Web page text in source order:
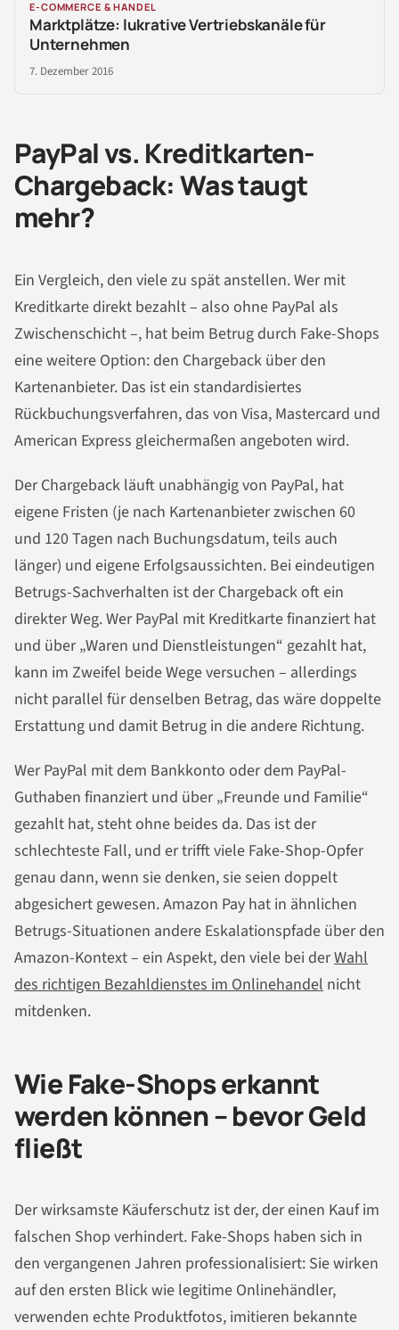
E-COMMERCE & HANDEL
Marktplätze: lukrative Vertriebskanäle für
Unternehmen
7. Dezember 2016
PayPal vs. Kreditkarten-
Chargeback: Was taugt
mehr?
Ein Vergleich, den viele zu spät anstellen. Wer mit
Kreditkarte direkt bezahlt – also ohne PayPal als
Zwischenschicht –, hat beim Betrug durch Fake-Shops
eine weitere Option: den Chargeback über den
Kartenanbieter. Das ist ein standardisiertes
Rückbuchungsverfahren, das von Visa, Mastercard und
American Express gleichermaßen angeboten wird.
Der Chargeback läuft unabhängig von PayPal, hat
eigene Fristen (je nach Kartenanbieter zwischen 60
und 120 Tagen nach Buchungsdatum, teils auch
länger) und eigene Erfolgsaussichten. Bei eindeutigen
Betrugs-Sachverhalten ist der Chargeback oft ein
direkter Weg. Wer PayPal mit Kreditkarte finanziert hat
und über „Waren und Dienstleistungen“ gezahlt hat,
kann im Zweifel beide Wege versuchen – allerdings
nicht parallel für denselben Betrag, das wäre doppelte
Erstattung und damit Betrug in die andere Richtung.
Wer PayPal mit dem Bankkonto oder dem PayPal-
Guthaben finanziert und über „Freunde und Familie“
gezahlt hat, steht ohne beides da. Das ist der
schlechteste Fall, und er trifft viele Fake-Shop-Opfer
genau dann, wenn sie denken, sie seien doppelt
abgesichert gewesen. Amazon Pay hat in ähnlichen
Betrugs-Situationen andere Eskalationspfade über den
Amazon-Kontext – ein Aspekt, den viele bei derWahl
des richtigen Bezahldienstes im Onlinehandel nicht
mitdenken.
Wie Fake-Shops erkannt
werden können – bevor Geld
fließt
Der wirksamste Käuferschutz ist der, der einen Kauf im
falschen Shop verhindert. Fake-Shops haben sich in
den vergangenen Jahren professionalisiert: Sie wirken
auf den ersten Blick wie legitime Onlinehändler,
verwenden echte Produktfotos, imitieren bekannte